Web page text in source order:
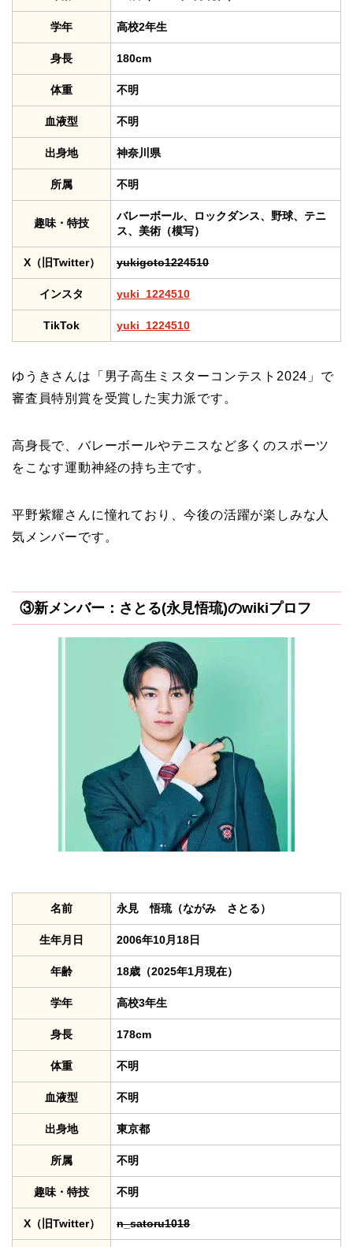
学年 高校2年生
身長 180cm
体重 不明
血液型 不明
出身地 神奈川県
所属 不明
趣味・特技
バレーボール、ロックダンス、野球、テニ
ス、美術（模写）
X（旧Twitter） yukigoto1224510
インスタ yuki_1224510
TikTok yuki_1224510
ゆうきさんは「男子高生ミスターコンテスト2024」で
審査員特別賞を受賞した実力派です。
高身長で、バレーボールやテニスなど多くのスポーツ
をこなす運動神経の持ち主です。
平野紫耀さんに憧れており、今後の活躍が楽しみな人
気メンバーです。
③新メンバー：さとる(永見悟琉)のwikiプロフ
名前 永見 悟琉（ながみ さとる）
生年月日 2006年10月18日
年齢 18歳（2025年1月現在）
学年 高校3年生
身長 178cm
体重 不明
血液型 不明
出身地 東京都
所属 不明
趣味・特技 不明
X（旧Twitter） n_satoru1018